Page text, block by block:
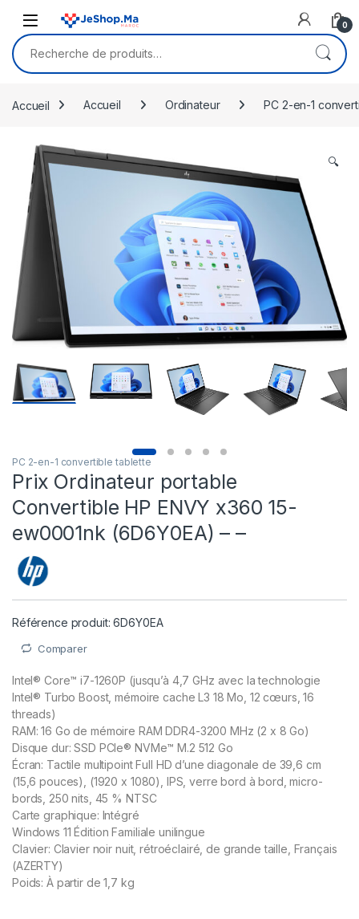
0
Recherche pour :
Accueil Accueil Ordinateur PC 2-en-1
🔍
PC 2-en-1 convertible tablette
Prix Ordinateur portable
Convertible HP ENVY x360 15-
ew0001nk (6D6Y0EA) – –
Référence produit: 6D6Y0EA
Comparer
Intel® Core™ i7-1260P (jusqu’à 4,7 GHz avec la technologie
Intel® Turbo Boost, mémoire cache L3 18 Mo, 12 cœurs, 16
threads)
RAM: 16 Go de mémoire RAM DDR4-3200 MHz (2 x 8 Go)
Disque dur: SSD PCIe® NVMe™ M.2 512 Go
Écran: Tactile multipoint Full HD d’une diagonale de 39,6 cm
(15,6 pouces), (1920 x 1080), IPS, verre bord à bord, micro-
bords, 250 nits, 45 % NTSC
Carte graphique: Intégré
Windows 11 Édition Familiale unilingue
Clavier: Clavier noir nuit, rétroéclairé, de grande taille, Français
(AZERTY)
Poids: À partir de 1,7 kg